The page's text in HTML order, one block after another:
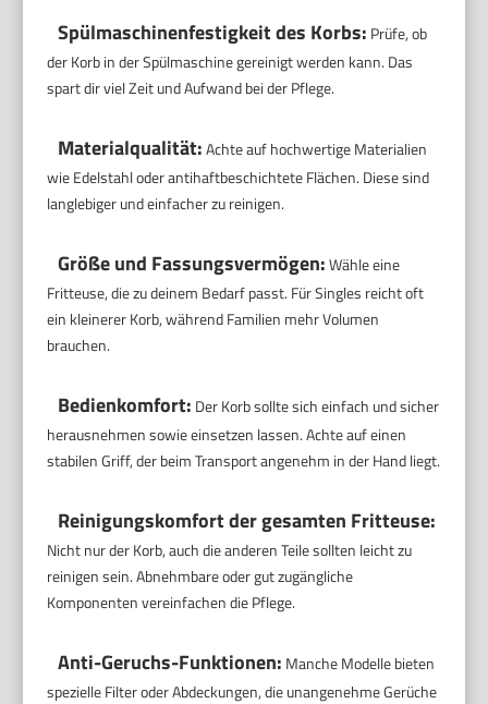
Spülmaschinenfestigkeit des Korbs: Prüfe, ob
der Korb in der Spülmaschine gereinigt werden kann. Das
spart dir viel Zeit und Aufwand bei der Pflege.
Materialqualität:Achte auf hochwertige Materialien
wie Edelstahl oder antihaftbeschichtete Flächen. Diese sind
langlebiger und einfacher zu reinigen.
Größe und Fassungsvermögen:Wähle eine
Fritteuse, die zu deinem Bedarf passt. Für Singles reicht oft
ein kleinerer Korb, während Familien mehr Volumen
brauchen.
Bedienkomfort: Der Korb sollte sich einfach und sicher
herausnehmen sowie einsetzen lassen. Achte auf einen
stabilen Griff, der beim Transport angenehm in der Hand liegt.
Reinigungskomfort der gesamten Fritteuse:
Nicht nur der Korb, auch die anderen Teile sollten leicht zu
reinigen sein. Abnehmbare oder gut zugängliche
Komponenten vereinfachen die Pflege.
Anti-Geruchs-Funktionen: Manche Modelle bieten
spezielle Filter oder Abdeckungen, die unangenehme Gerüche